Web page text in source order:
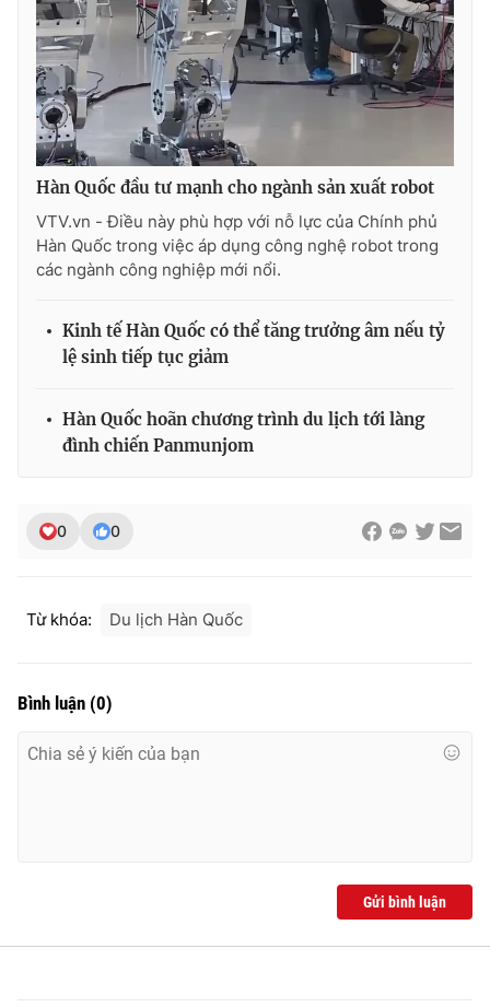
THỜI BÁO VTV
Theo dõi báo trên
Cơ quan chủ quản: Đài Truyền hình Việt Nam
Giấy phép hoạt động báo in và báo điện tử số 483/GP-BTTTT
cấp ngày 29/12/2023
Phó Tổng Biên tập:Nguyễn Thị Mỹ Hạnh, Phạm Quốc Thắng,
Nguyễn Trọng Ninh
Email:toasoan@vtv.vn
thuận bằng văn bản. Ghi rõ nguồn VTV.vn khi phát hành lại
Hàn Quốc đầu tư mạnh cho ngành sản xuất robot
VTV.vn - Điều này phù hợp với nỗ lực của Chính phủ
Hàn Quốc trong việc áp dụng công nghệ robot trong
các ngành công nghiệp mới nổi.
Kinh tế Hàn Quốc có thể tăng trưởng âm nếu tỷ
lệ sinh tiếp tục giảm
Hàn Quốc hoãn chương trình du lịch tới làng
đình chiến Panmunjom
0 0
Từ khóa: Du lịch Hàn Quốc
Bình luận (0)
Gửi bình luận